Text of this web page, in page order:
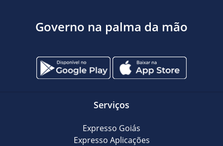
Governo na palma da mão
Serviços
Expresso Goiás
Expresso Aplicações